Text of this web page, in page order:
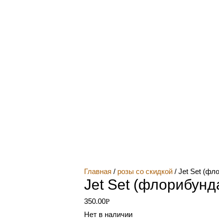
Главная / розы со скидкой / Jet Set
Jet Set
350.00Р
Нет в наличии